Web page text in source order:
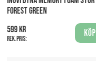
FOREST GREEN
599 kr
Rek. pris:
Köp